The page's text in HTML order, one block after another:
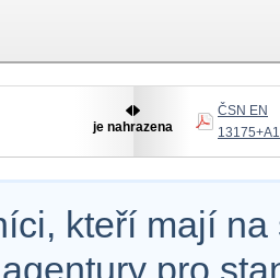
je nahrazena
ČSN EN
kteří mají
pro